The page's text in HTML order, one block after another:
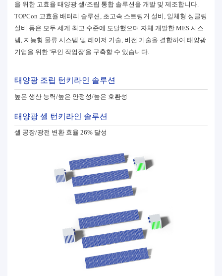
을 위한 고효율 태양광 셀/조립 통합 솔루션을 개발 및 제조합니다.
TOPCon 고효율 배터리 솔루션, 초고속 스트링거 설비, 일체형 싱글링
설비 등은 모두 세계 최고 수준에 도달했으며 자체 개발한 MES 시스
템, 지능형 물류 시스템 및 레이저 기술, 비전 기술을 결합하여 태양광
기업을 위한 '무인 작업장'을 구축할 수 있습니다.
태양광 조립 턴키라인 솔루션
높은 생산 능력/높은 안정성/높은 호환성
태양광 셀 턴키라인 솔루션
셀 공장/광전 변환 효율 26% 달성